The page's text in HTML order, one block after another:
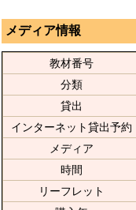
メディア情報
教材番号
分類
貸出
インターネット貸出予約
メディア
時間
リーフレット